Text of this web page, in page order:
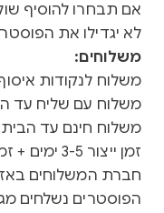
אם תבחרו להוסיף
לא יגדילו את
משלוחים:
משלוח לנקודות איסוף
משלוח עם שליח עד הבית
משלוח חינם עד הבית
חברת המשלוחים
הפוסטרים נשלחים